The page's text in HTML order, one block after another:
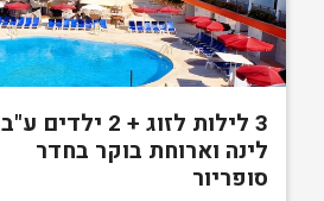
3 לילות לזוג + 2 ילדים ע"ב
לינה וארוחת בוקר בחדר
סופריור